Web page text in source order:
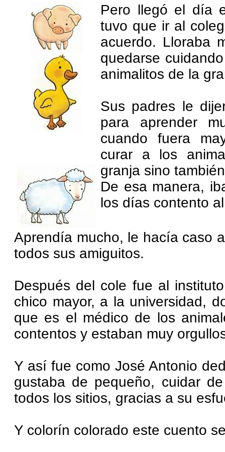
Pero llegó el día
tuvo que ir al
acuerdo. Lloraba
quedarse
animalitos de la
Sus padres le
para aprender
cuando fuera
curar a los
granja sino
De esa manera,
los días contento
Aprendía mucho, le hacía caso
todos sus amiguitos.
Después del cole fue al
chico mayor, a la universidad,
que es el médico de los
contentos y estaban muy
Y así fue como José Antonio
gustaba de pequeño, cuidar
todos los sitios, gracias a su
Y colorín colorado este cuento